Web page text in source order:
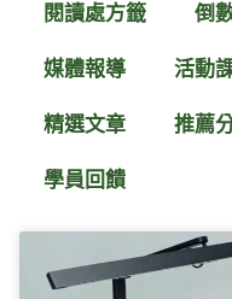
閱讀處方籤 倒
媒體報導 活動
精選文章 推薦
學員回饋
頁
面